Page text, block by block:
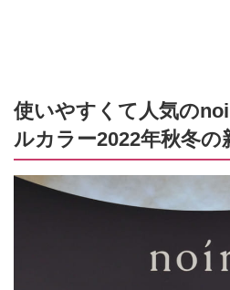
使いやすくて人気の
ルカラー2022年秋冬の